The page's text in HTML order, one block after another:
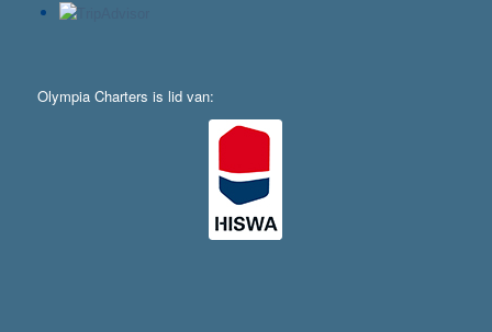
Olympia Charters is lid van: